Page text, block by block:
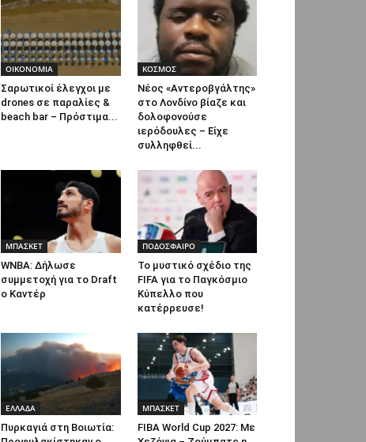
ΟΙΚΟΝΟΜΙΑ
Σαρωτικοί έλεγχοι με
drones σε παραλίες &
beach bar – Πρόστιμα...
ΚΟΣΜΟΣ
Νέος «Αντεροβγάλτης»
στο Λονδίνο βίαζε και
δολοφονούσε
ιερόδουλες – Είχε
συλληφθεί...
ΜΠΑΣΚΕΤ
WNBA: Δήλωσε
συμμετοχή για το Draft
ο Καντέρ
ΠΟΔΟΣΦΑΙΡΟ
Το μυστικό σχέδιο της
FIFA για το Παγκόσμιο
Κύπελλο που
κατέρρευσε!
ΕΛΛΑΔΑ
Πυρκαγιά στη Βοιωτία:
ΜΠΑΣΚΕΤ
FIBA World Cup 2027: Με